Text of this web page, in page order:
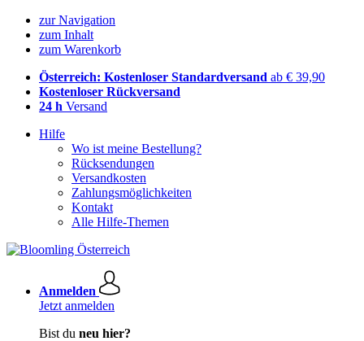
zur Navigation
zum Inhalt
zum Warenkorb
Österreich: Kostenloser Standardversand ab € 39,90
Kostenloser Rückversand
24 h Versand
Hilfe
Wo ist meine Bestellung?
Rücksendungen
Versandkosten
Zahlungsmöglichkeiten
Kontakt
Alle Hilfe-Themen
Anmelden
Jetzt anmelden
Bist du neu hier?